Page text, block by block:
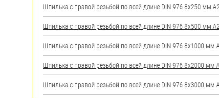
Шпилька с правой резьбой по всей длине DIN 976 8х250 мм
Шпилька с правой резьбой по всей длине DIN 976 8х500 мм
Шпилька с правой резьбой по всей длине DIN 976 8х1000 мм
Шпилька с правой резьбой по всей длине DIN 976 8х2000 мм
Шпилька с правой резьбой по всей длине DIN 976 8х3000 мм